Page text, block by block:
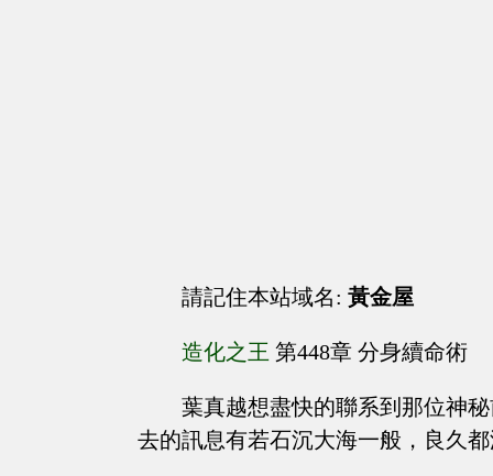
請記住本站域名: 黃金屋
造化之王 第448章 分身續命術
葉真越想盡快的聯系到那位神
去的訊息有若石沉大海一般，良久